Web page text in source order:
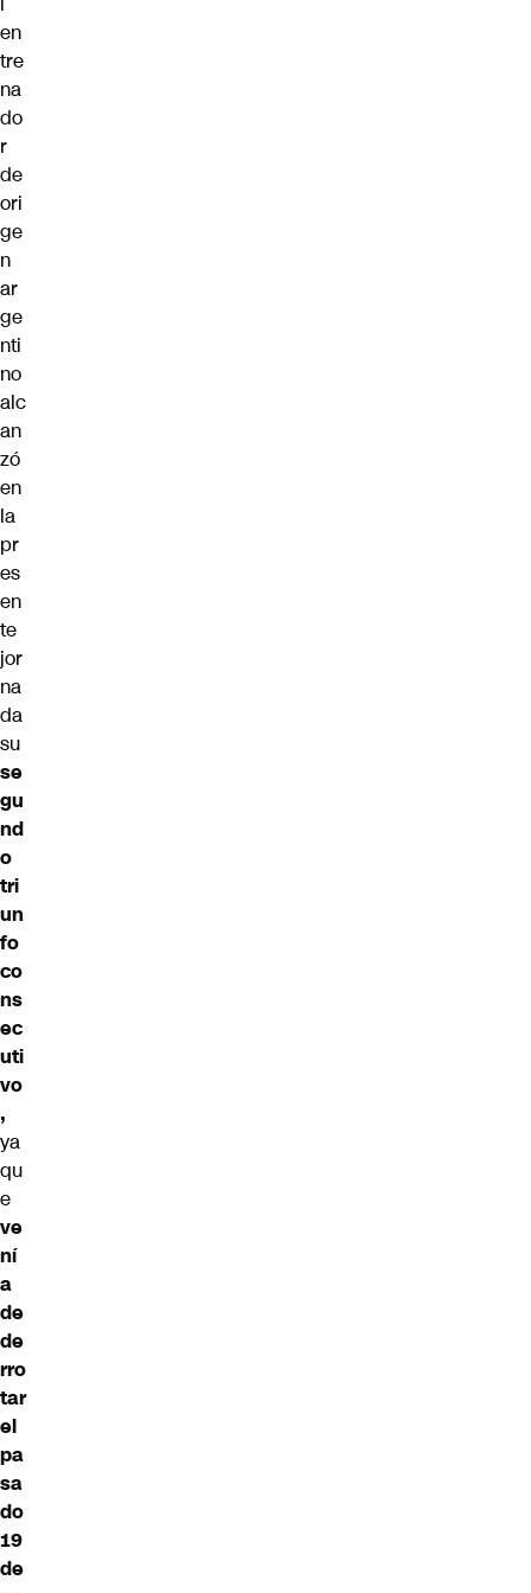
en
tre
na
do
r
de
ori
ge
n
ar
ge
nti
no
alc
an
zó
en
la
pr
es
en
te
jor
na
da
su
se
gu
nd
o
tri
un
fo
co
ns
ec
uti
vo
,
ya
qu
e
ve
ní
a
de
de
rro
tar
el
pa
sa
do
19
de